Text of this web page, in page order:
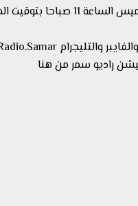
على راديو سمر